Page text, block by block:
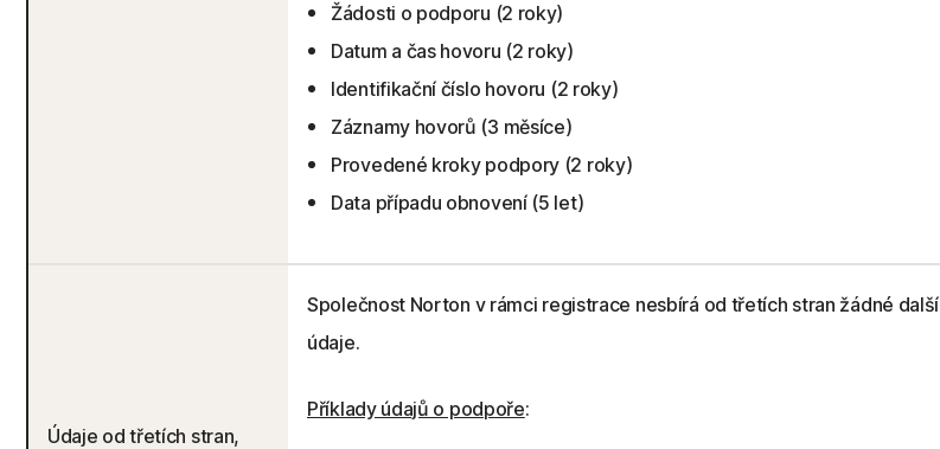
Žádosti o podporu (2 roky)
Datum a čas hovoru (2 roky)
Identifikační číslo hovoru (2 roky)
Záznamy hovorů (3 měsíce)
Provedené kroky podpory (2 roky)
Data případu obnovení (5 let)
Údaje od třetích stran,
Společnost Norton v rámci registrace nesbírá od třetích stran žádné další
údaje.
Příklady údajů o podpoře: